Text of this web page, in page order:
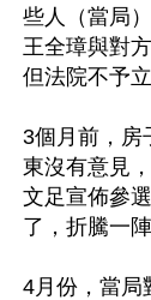
些人（當局
王全璋與對
但法院不予立
3個月前，房
東沒有意見
文足宣佈參
了，折騰一
4月份，當局